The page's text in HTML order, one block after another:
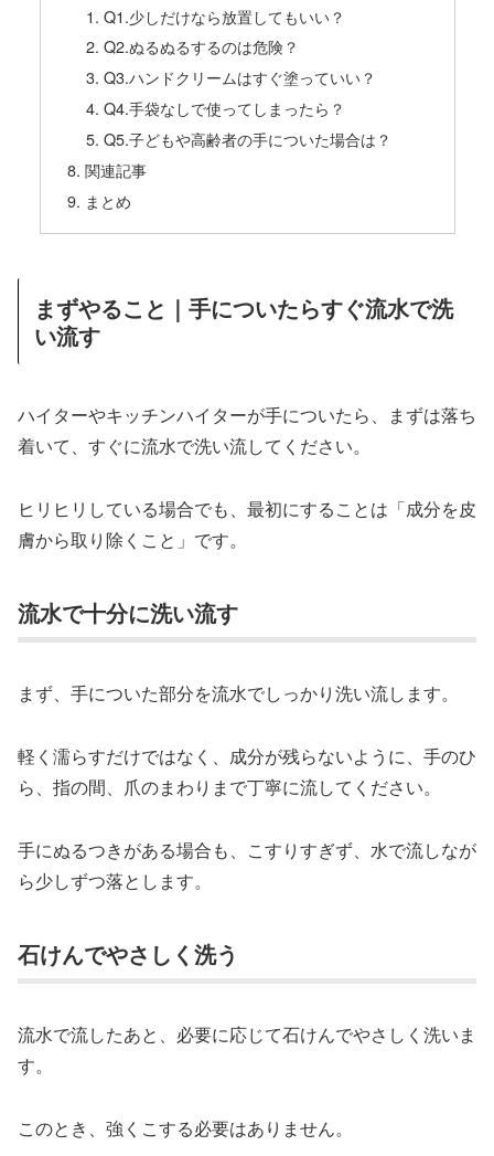
Q1.少しだけなら放置してもいい？
Q2.ぬるぬるするのは危険？
Q3.ハンドクリームはすぐ塗っていい？
Q4.手袋なしで使ってしまったら？
Q5.子どもや高齢者の手についた場合は？
関連記事
まとめ
まずやること｜手についたらすぐ流水で洗
い流す
ハイターやキッチンハイターが手についたら、まずは落ち
着いて、すぐに流水で洗い流してください。
ヒリヒリしている場合でも、最初にすることは「成分を皮
膚から取り除くこと」です。
流水で十分に洗い流す
まず、手についた部分を流水でしっかり洗い流します。
軽く濡らすだけではなく、成分が残らないように、手のひ
ら、指の間、爪のまわりまで丁寧に流してください。
手にぬるつきがある場合も、こすりすぎず、水で流しなが
ら少しずつ落とします。
石けんでやさしく洗う
流水で流したあと、必要に応じて石けんでやさしく洗いま
す。
このとき、強くこする必要はありません。